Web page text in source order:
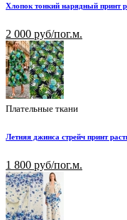
Хлопок тонкий нарядный принт
2 000 руб/пог.м.
Плательные ткани
Летняя джинса стрейч принт
1 800 руб/пог.м.